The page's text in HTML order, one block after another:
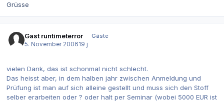
Grüsse
Gast runtimeterror
Gäste
5. November 200619 j
vielen Dank, das ist schonmal nicht schlecht.
Das heisst aber, in dem halben jahr zwischen Anmeldung und
Prüfung ist man auf sich alleine gestellt und muss sich den Stoff
selber erarbeiten oder ? oder halt per Seminar (wobei 5000 EUR ist